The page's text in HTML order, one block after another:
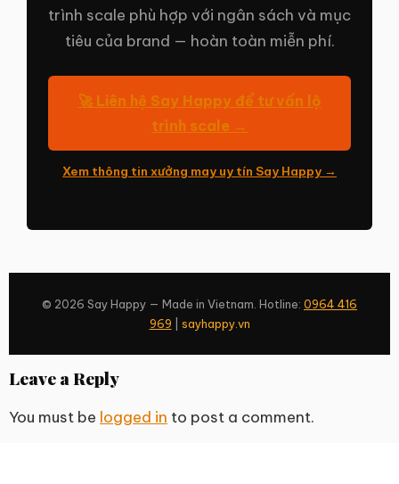
trình scale phù hợp với ngân sách và mục
tiêu của brand — hoàn toàn miễn phí.
🚀 Liên hệ Say Happy để tư vấn lộ
trình scale →
Xem thông tin xưởng may uy tín Say Happy →
© 2026 Say Happy — Made in Vietnam. Hotline: 0964 416
969
sayhappy.vn
Leave a Reply
You must be logged in to post a comment.